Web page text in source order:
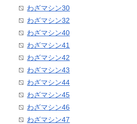
わざマシン30
わざマシン32
わざマシン40
わざマシン41
わざマシン42
わざマシン43
わざマシン44
わざマシン45
わざマシン46
わざマシン47